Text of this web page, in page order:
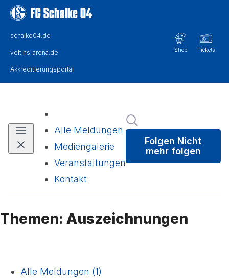
Alle Meldungen
Mediengalerie
Veranstaltungen
Kontakt
Folgen Nicht
mehr folgen
Themen: Auszeichnungen
Alle Meldungen (1)